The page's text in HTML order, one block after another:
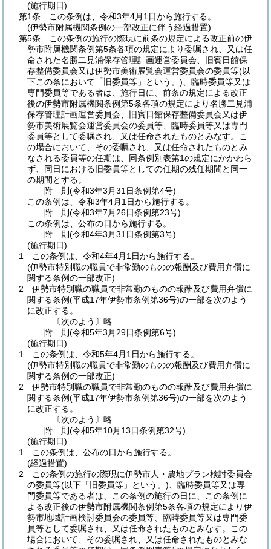
(施行期日)
第1条
この条例は、令和3年4月1日から施行する。
(伊勢市附属機関条例の一部改正に伴う経過措置)
第5条
この条例の施行の際現に前条の規定による改正前の伊
勢市附属機関条例第5条各項の規定により委嘱され、又は任
命された名勝二見浦保存管理計画運営委員会、旧賓日館保
存整備委員会又は伊勢市美術展覧会運営委員会の委員等(以
下この条において「旧委員等」という。) 、臨時委員等又は
専門委員等である者は、施行日に、前条の規定による改正
後の伊勢市附属機関条例第5条各項の規定により名勝二見浦
保存管理計画運営委員会、旧賓日館保存整備委員会又は伊
勢市美術展覧会運営委員会の委員等、臨時委員等又は専門
委員等として委嘱され、又は任命されたものとみなす。
こ
の場合において、その委嘱され、又は任命されたものとみ
なされる委員等の任期は、同条例別表第1の規定にかかわら
ず、同日における旧委員等としての任期の残任期間と同一
の期間とする。
附 則(令和3年3月31日条例第4号)
この条例は、令和3年4月1日から施行する。
附 則(令和3年7月26日条例第23号)
この条例は、公布の日から施行する。
附 則(令和4年3月31日条例第3号)
(施行期日)
1
この条例は、令和4年4月1日から施行する。
(伊勢市特別職の職員で非常勤のものの報酬及び費用弁償に
関する条例の一部改正)
2
伊勢市特別職の職員で非常勤のものの報酬及び費用弁償に
関する条例(平成17年伊勢市条例第36号)の一部を次のよう
に改正する。
〔次のよう〕略
附 則(令和5年3月29日条例第6号)
(施行期日)
1
この条例は、令和5年4月1日から施行する。
(伊勢市特別職の職員で非常勤のものの報酬及び費用弁償に
関する条例の一部改正)
2
伊勢市特別職の職員で非常勤のものの報酬及び費用弁償に
関する条例(平成17年伊勢市条例第36号)の一部を次のよう
に改正する。
〔次のよう〕略
附 則(令和5年10月13日条例第32号)
(施行期日)
1
この条例は、公布の日から施行する。
(経過措置)
2
この条例の施行の際現に伊勢市人・農地プラン検討委員会
の委員等(以下「旧委員等」という。) 、臨時委員等又は専
門委員等である者は、この条例の施行の日に、この条例に
よる改正後の伊勢市附属機関条例第5条各項の規定により伊
勢市地域計画検討委員会の委員等、臨時委員等又は専門委
員等として委嘱され、又は任命されたものとみなす。
この
場合において、その委嘱され、又は任命されたものとみな